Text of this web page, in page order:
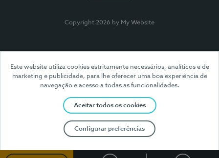
Este website utiliza cookies estritamente necessários, analíticos e de
marketing e publicidade, para lhe oferecer uma boa experiência de
navegação e acesso a todas as funcionalidades.
Aceitar todos os cookies
Configurar preferências
Copyright 2026 by My Website